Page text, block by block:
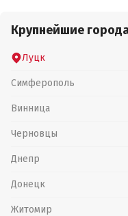
Крупнейшие
Луцк
Симферополь
Винница
Черновцы
Днепр
Донецк
Житомир